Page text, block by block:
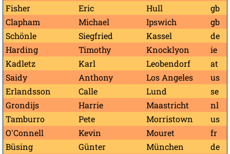
Fisher
Eric Hull
gb
Clapham
Michael Ipswich
gb
Schönle
Siegfried Kassel
de
Harding
Timothy Knocklyon
ie
Kadletz
Karl Leobendorf
at
Saidy
Anthony Los Angeles
us
Erlandsson
Calle Lund
se
Grondijs
Harrie Maastricht
nl
Tamburro
Pete Morristown
us
O'Connell
Kevin Mouret
fr
Büsing
Günter München
de